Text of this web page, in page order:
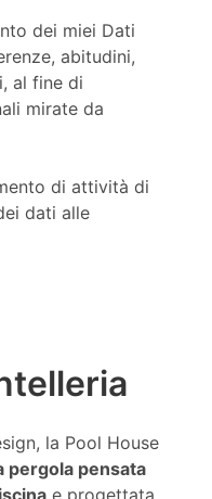
dei miei Dati
abitudini,
al fine di
mirate da
di attività di
dati alle
la Pool House
pergola pensata